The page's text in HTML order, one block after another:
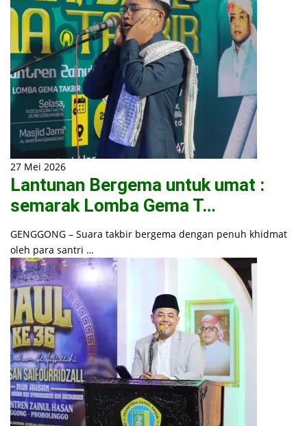
27 Mei 2026
Lantunan Bergema untuk umat :
semarak Lomba Gema T…
GENGGONG – Suara takbir bergema dengan penuh khidmat
oleh para santri …